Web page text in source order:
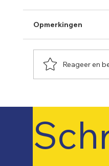
Opmerkingen
Reageer en